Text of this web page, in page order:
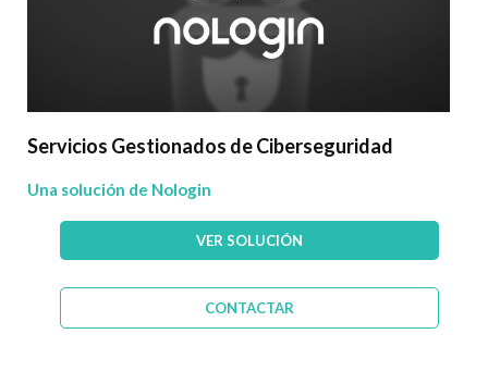
Servicios Gestionados de Ciberseguridad
Una solución de Nologin
VER SOLUCIÓN
CONTACTAR